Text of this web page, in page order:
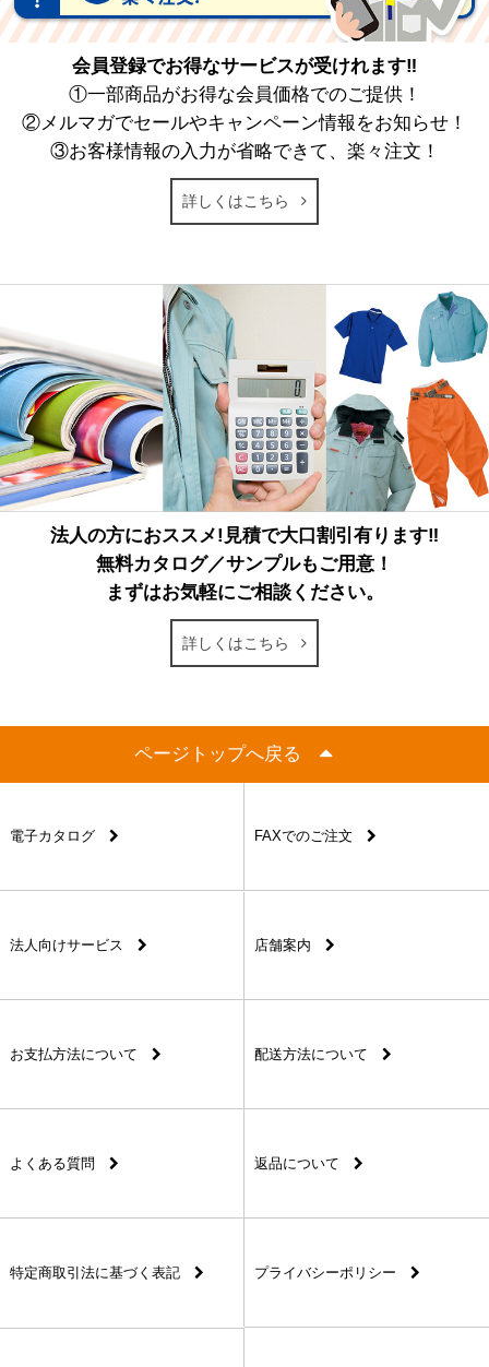
会員登録でお得なサービスが受けれます‼
①一部商品がお得な会員価格でのご提供！
②メルマガでセールやキャンペーン情報をお知らせ！
③お客様情報の入力が省略できて、楽々注文！
詳しくはこちら
法人の方におススメ!見積で大口割引有ります‼
無料カタログ／サンプルもご用意！
まずはお気軽にご相談ください。
詳しくはこちら
ページトップへ戻る
電子カタログ FAXでのご注文
法人向けサービス 店舗案内
お支払方法について 配送方法について
よくある質問 返品について
特定商取引法に基づく表記 プライバシーポリシー